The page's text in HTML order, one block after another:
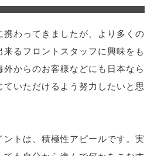
わってきましたが、より多くの
るフロントスタッフに興味をも
からのお客様などにも日本なら
いただけるよう努力したいと思
トは、積極性アピールです。実